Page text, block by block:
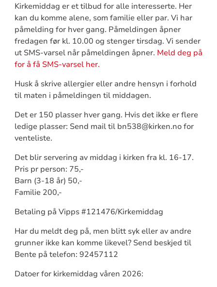
Kirkemiddag er et tilbud for alle interesserte. Her
kan du komme alene, som familie eller par. Vi har
påmelding for hver gang. Påmeldingen åpner
fredagen før kl. 10.00 og stenger tirsdag. Vi sender
ut SMS-varsel når påmeldingen åpner. Meld deg på
for å få SMS-varsel her.
Husk å skrive allergier eller andre hensyn i forhold
til maten i påmeldingen til middagen.
Det er 150 plasser hver gang. Hvis det ikke er flere
ledige plasser: Send mail til bn538@kirken.no for
venteliste.
Det blir servering av middag i kirken fra kl. 16-17.
Pris pr person: 75,-
Barn (3-18 år) 50,-
Familie 200,-
Betaling på Vipps #121476/Kirkemiddag
Har du meldt deg på, men blitt syk eller av andre
grunner ikke kan komme likevel? Send beskjed til
Bente på telefon: 92457112
Datoer for kirkemiddag våren 2026: